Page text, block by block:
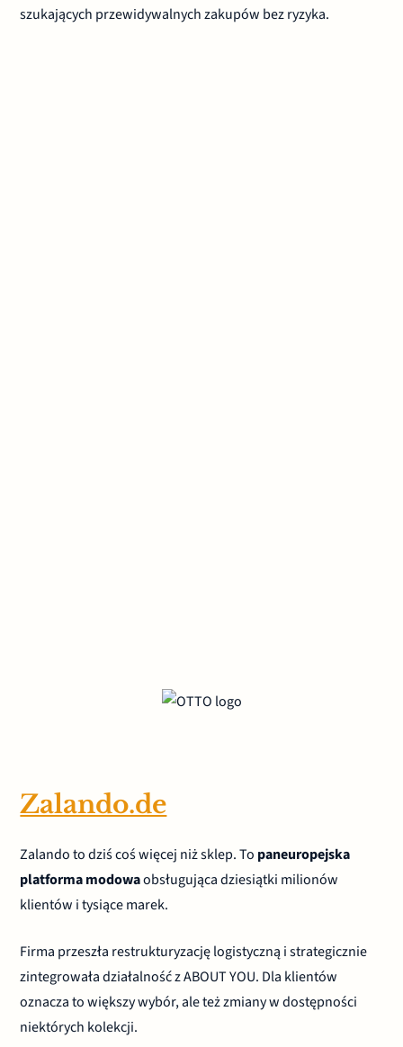
szukających przewidywalnych zakupów bez ryzyka.
Zalando.de
Zalando to dziś coś więcej niż sklep. To paneuropejska
platforma modowaobsługująca dziesiątki milionów
klientów i tysiące marek.
Firma przeszła restrukturyzację logistyczną i strategicznie
zintegrowała działalność z ABOUT YOU. Dla klientów
oznacza to większy wybór, ale też zmiany w dostępności
niektórych kolekcji.